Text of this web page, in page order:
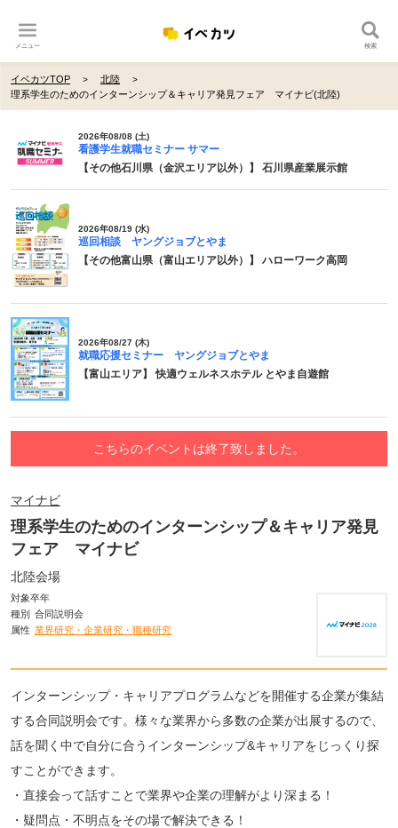
メニュー 検索
イベカツTOP
北陸
理系学生のためのインターンシップ＆キャリア発見フェア マイナビ(北陸)
2026年08/08 (土)
看護学生就職セミナー サマー
【その他石川県（金沢エリア以外）】 石川県産業展示館
2026年08/19 (水)
巡回相談 ヤングジョブとやま
【その他富山県（富山エリア以外）】 ハローワーク高岡
2026年08/27 (木)
就職応援セミナー ヤングジョブとやま
【富山エリア】 快適ウェルネスホテル とやま自遊館
こちらのイベントは終了致しました。
マイナビ
理系学生のためのインターンシップ＆キャリア発見
フェア マイナビ
北陸会場
対象卒年
種別 合同説明会
属性 業界研究・企業研究・職種研究
インターンシップ・キャリアプログラムなどを開催する企業が集結
する合同説明会です。様々な業界から多数の企業が出展するので、
話を聞く中で自分に合うインターンシップ&キャリアをじっくり探
すことができます。
・直接会って話すことで業界や企業の理解がより深まる！
・疑問点・不明点をその場で解決できる！